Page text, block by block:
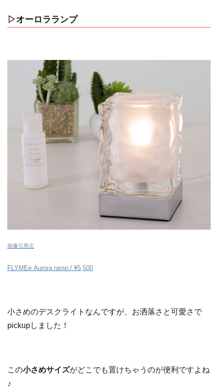
▷オーロラランプ
画像引用元
FLYMEe Aurora ramp / ¥5,500
小さめのデスクライトなんですが、お洒落さと可愛さで
pickupしました！
この小さめサイズがどこでも置けちゃうのが便利ですよね
♪